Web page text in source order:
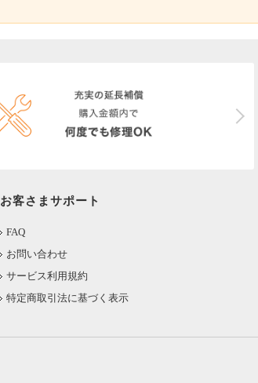
お客さまサポート
FAQ
お問い合わせ
サービス利用規約
特定商取引法に基づく表示